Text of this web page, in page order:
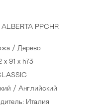
PPCHR
/ Дерево
x 91 x h73
/ Английский
Италия